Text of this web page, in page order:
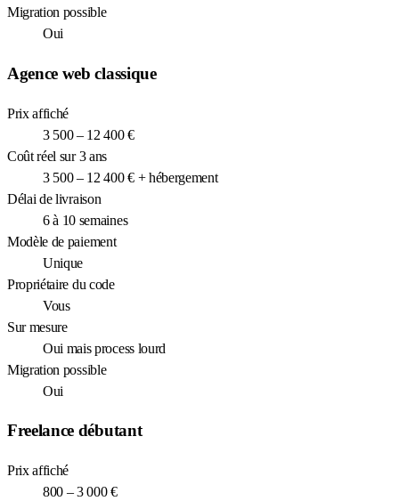
Migration possible
Oui
Agence web classique
Prix affiché
3 500 – 12 400 €
Coût réel sur 3 ans
3 500 – 12 400 € + hébergement
Délai de livraison
6 à 10 semaines
Modèle de paiement
Unique
Propriétaire du code
Vous
Sur mesure
Oui mais process lourd
Migration possible
Oui
Freelance débutant
Prix affiché
800 – 3 000 €